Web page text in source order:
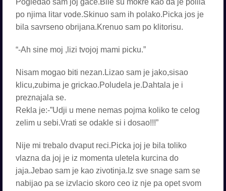
Pogledao sam joj gace.Bile su mokre kao da je polila
po njima litar vode.Skinuo sam ih polako.Picka jos je
bila savrseno obrijana.Krenuo sam po klitorisu.
“-Ah sine moj ,lizi tvojoj mami picku.”
Nisam mogao biti nezan.Lizao sam je jako,sisao
klicu,zubima je grickao.Poludela je.Dahtala je i
preznajala se.
Rekla je:-”Udji u mene nemas pojma koliko te celog
zelim u sebi.Vrati se odakle si i dosao!!!”
Nije mi trebalo dvaput reci.Picka joj je bila toliko
vlazna da joj je iz momenta uletela kurcina do
jaja.Jebao sam je kao zivotinja.Iz sve snage sam se
nabijao pa se izvlacio skoro ceo iz nje pa opet svom